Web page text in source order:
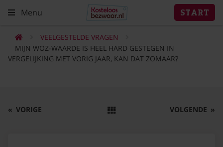
Menu START
VEELGESTELDE VRAGEN
MIJN WOZ-WAARDE IS HEEL HARD GESTEGEN IN
VERGELIJKING MET VORIG JAAR, KAN DAT ZOMAAR?
« VORIGE VOLGENDE »